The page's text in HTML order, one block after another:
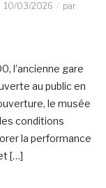
10/03/2026
par
l’ancienne gare
au public en
le musée
conditions
la performance
[…]